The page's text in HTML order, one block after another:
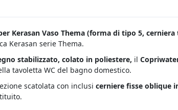
Kerasan Vaso Thema (forma di tipo 5, cerniera
Kerasan serie Thema.
stabilizzato, colato in poliestere, il
tavoletta WC del bagno domestico.
scatolata con inclusi cerniere fisse oblique